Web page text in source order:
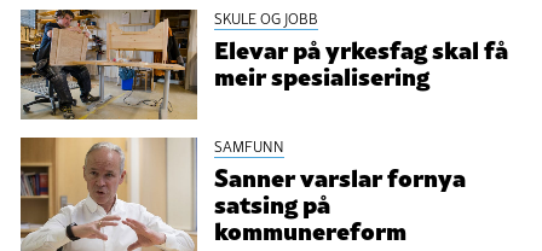
SKULE OG JOBB
Elevar på yrkesfag skal få
meir spesialisering
SAMFUNN
Sanner varslar fornya
satsing på
kommunereform